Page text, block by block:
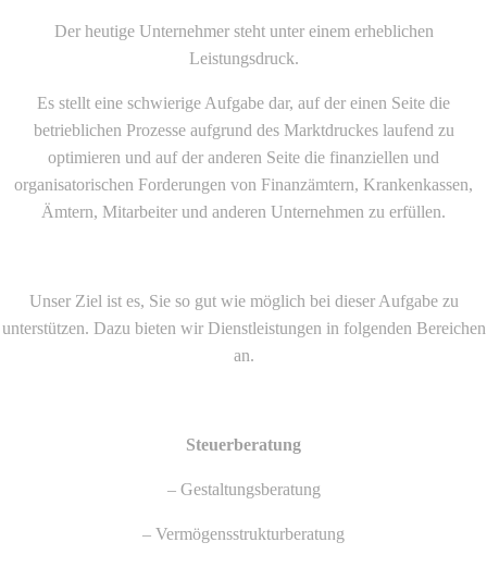
Der heutige Unternehmer steht unter einem erheblichen
Leistungsdruck.
Es stellt eine schwierige Aufgabe dar, auf der einen Seite die
betrieblichen Prozesse aufgrund des Marktdruckes laufend zu
optimieren und auf der anderen Seite die finanziellen und
organisatorischen Forderungen von Finanzämtern, Krankenkassen,
Ämtern, Mitarbeiter und anderen Unternehmen zu erfüllen.
Unser Ziel ist es, Sie so gut wie möglich bei dieser Aufgabe zu
unterstützen. Dazu bieten wir Dienstleistungen in folgenden Bereichen
an.
Steuerberatung
– Gestaltungsberatung
– Vermögensstrukturberatung